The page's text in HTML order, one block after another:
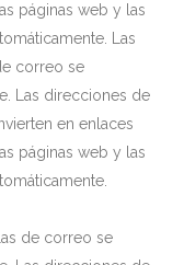
páginas web y las
Las
correo se
Las direcciones de
en enlaces
páginas web y las
de correo se